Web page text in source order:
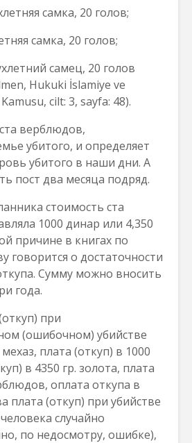
самка, 20 голов;
самка, 20 голов;
самец, 20 голов
Hukuki İslamiye ve
Kamusu, cilt: 3, sayfa: 48).
верблюдов,
убитого, и определяет
убитого в наши дни. А
пост два месяца подряд.
стоимость ста
1000 динар или 4,350
причине в книгах по
говорится о достаточности
Сумму можно вносить
года.
при
(ошибочном) убийстве
плата (откуп) в 1000
в 4350 гр. золота, плата
оплата откупа в
плата (откуп) при убийстве
случайно
по недосмотру, ошибке),